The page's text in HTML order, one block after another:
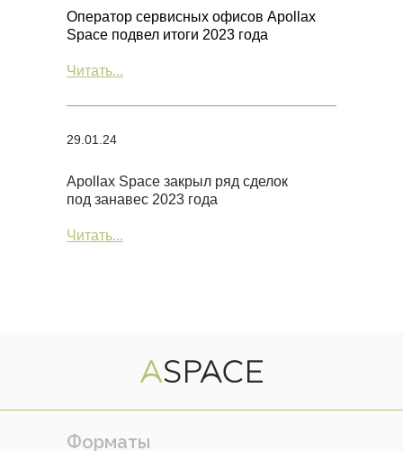
Оператор сервисных офисов Apollax
Space подвел итоги 2023 года
Читать...
29.01.24
Apollax Space закрыл ряд сделок
под занавес 2023 года
Читать...
Форматы